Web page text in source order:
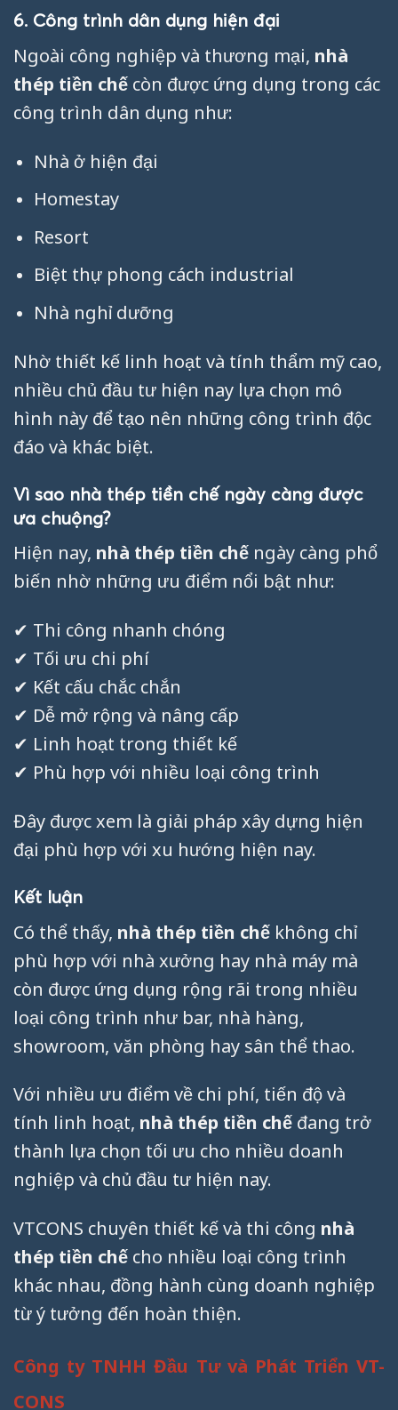
6. Công trình dân dụng hiện đại
Ngoài công nghiệp và thương mại, nhà
thép tiền chế còn được ứng dụng trong các
công trình dân dụng như:
Nhà ở hiện đại
Homestay
Resort
Biệt thự phong cách industrial
Nhà nghỉ dưỡng
Nhờ thiết kế linh hoạt và tính thẩm mỹ cao,
nhiều chủ đầu tư hiện nay lựa chọn mô
hình này để tạo nên những công trình độc
đáo và khác biệt.
Vì sao nhà thép tiền chế ngày càng được
ưa chuộng?
Hiện nay, nhà thép tiền chế ngày càng phổ
biến nhờ những ưu điểm nổi bật như:
✔ Thi công nhanh chóng
✔ Tối ưu chi phí
✔ Kết cấu chắc chắn
✔ Dễ mở rộng và nâng cấp
✔ Linh hoạt trong thiết kế
✔ Phù hợp với nhiều loại công trình
Đây được xem là giải pháp xây dựng hiện
đại phù hợp với xu hướng hiện nay.
Kết luận
Có thể thấy, nhà thép tiền chế không chỉ
phù hợp với nhà xưởng hay nhà máy mà
còn được ứng dụng rộng rãi trong nhiều
loại công trình như bar, nhà hàng,
showroom, văn phòng hay sân thể thao.
Với nhiều ưu điểm về chi phí, tiến độ và
tính linh hoạt, nhà thép tiền chế đang trở
thành lựa chọn tối ưu cho nhiều doanh
nghiệp và chủ đầu tư hiện nay.
VTCONS chuyên thiết kế và thi công nhà
thép tiền chế cho nhiều loại công trình
khác nhau, đồng hành cùng doanh nghiệp
từ ý tưởng đến hoàn thiện.
Công ty TNHH Đầu Tư và Phát Triển VT-
CONS